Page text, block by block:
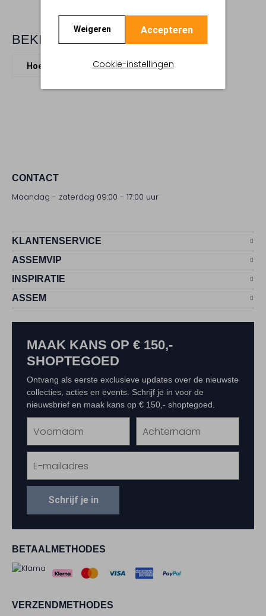
Weigeren Accepteren
Cookie-instellingen
BEKIJK MEER
Hoeden House Of Ord
CONTACT
Maandag - zaterdag 09:00 - 17:00 uur
KLANTENSERVICE
ASSEMVIP
INSPIRATIE
ASSEM
BETAALMETHODES
VERZENDMETHODES
MAAK KANS OP € 150,-
SHOPTEGOED
Ontvang als eerste exclusieve updates over de nieuwste
collecties, acties en events. Schrijf je in voor de
nieuwsbrief en maak kans op € 150,- shoptegoed.
Schrijf je in